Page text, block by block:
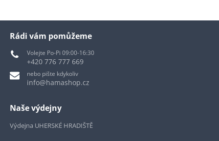
Rádi vám pomůžeme
Volejte Po-Pi 09:00-16:30
+420 776 777 669
nebo pište kdykoliv
info@hamashop.cz
Naše výdejny
Výdejna UHERSKÉ HRADIŠTĚ